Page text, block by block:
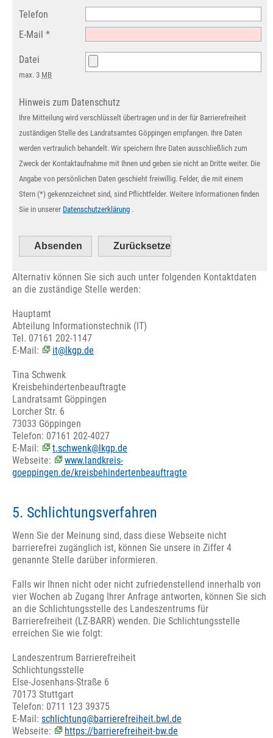
Telefon
E-Mail *
Datei
max. 3 MB
Hinweis zum Datenschutz
Ihre Mitteilung wird verschlüsselt übertragen und in der für Barrierefreiheit
zuständigen Stelle des Landratsamtes Göppingen empfangen. Ihre Daten
werden vertraulich behandelt. Wir speichern Ihre Daten ausschließlich zum
Zweck der Kontaktaufnahme mit Ihnen und geben sie nicht an Dritte weiter. Die
Angabe von persönlichen Daten geschieht freiwillig. Felder, die mit einem
Stern (*) gekennzeichnet sind, sind Pflichtfelder. Weitere Informationen finden
Sie in unserer Datenschutzerklärung .
Alternativ können Sie sich auch unter folgenden Kontaktdaten
an die zuständige Stelle werden:
Hauptamt
Abteilung Informationstechnik (IT)
Tel. 07161 202-1147
E-Mail:
it@lkgp.de
Tina Schwenk
Kreisbehindertenbeauftragte
Landratsamt Göppingen
Lorcher Str. 6
73033 Göppingen
Telefon: 07161 202-4027
E-Mail:
t.schwenk@lkgp.de
Webseite:
www.landkreis-
goeppingen.de/kreisbehindertenbeauftragte
5. Schlichtungsverfahren
Wenn Sie der Meinung sind, dass diese Webseite nicht
barrierefrei zugänglich ist, können Sie unsere in Ziffer 4
genannte Stelle darüber informieren.
Falls wir Ihnen nicht oder nicht zufriedenstellend innerhalb von
vier Wochen ab Zugang Ihrer Anfrage antworten, können Sie sich
an die Schlichtungsstelle des Landeszentrums für
Barrierefreiheit (LZ-BARR) wenden. Die Schlichtungsstelle
erreichen Sie wie folgt:
Landeszentrum Barrierefreiheit
Schlichtungsstelle
Else-Josenhans-Straße 6
70173 Stuttgart
Telefon: 0711 123 39375
E-Mail: schlichtung@barrierefreiheit.bwl.de
Webseite:
https://barrierefreiheit-bw.de